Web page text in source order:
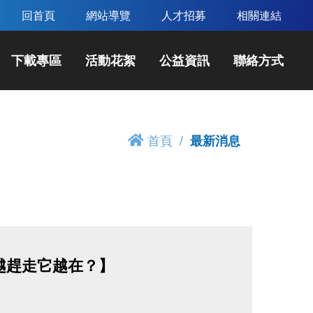
回首頁 網站導覽 人才招募 相關連結
下載專區 活動花絮 公益資訊 聯絡方式
首頁 最新消息
走它越在？】